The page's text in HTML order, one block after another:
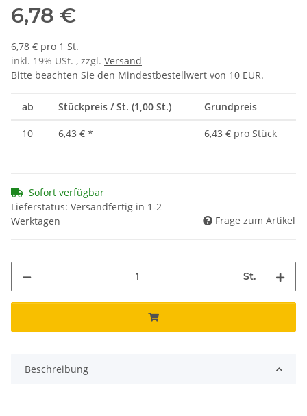
6,78 €
6,78 € pro 1 St.
inkl. 19% USt. , zzgl. Versand
Bitte beachten Sie den Mindestbestellwert von 10 EUR.
ab Stückpreis / St. (1,00 St.) Grundpreis
10 6,43 € * 6,43 € pro Stück
Sofort verfügbar
Lieferstatus: Versandfertig in 1-2
Werktagen
Frage zum Artikel
St.
Beschreibung